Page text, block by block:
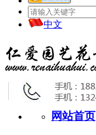
中文
网站首页